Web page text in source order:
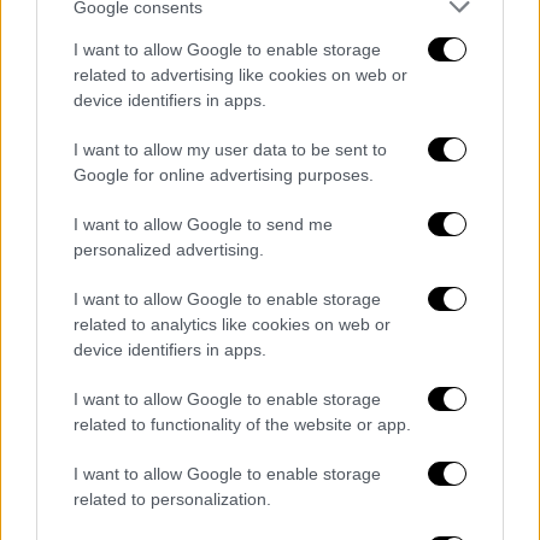
Google consents
I want to allow Google to enable storage
related to advertising like cookies on web or
device identifiers in apps.
I want to allow my user data to be sent to
Google for online advertising purposes.
I want to allow Google to send me
personalized advertising.
I want to allow Google to enable storage
related to analytics like cookies on web or
device identifiers in apps.
I want to allow Google to enable storage
related to functionality of the website or app.
I want to allow Google to enable storage
related to personalization.
@MarinSannayou’re great!👏👏👏
Keep your stand and don’t let the
newspaper gossip bring you down.
#honesty #Humanrights #sexism
#doublestandards #FinlandPM
— SSS (@Soniakenya)
2022
Σημειώνεται ότι το τεστ για ναρκωτικά στο
αρνητικό. Η Μαριν έκανε το τεστ μετά από
τον σάλο που δημιουργήθηκε από τη
δημοσίευση πλάνων που τη δείχνουν να
τραγουδά και να χορεύει με Φινλανδούς